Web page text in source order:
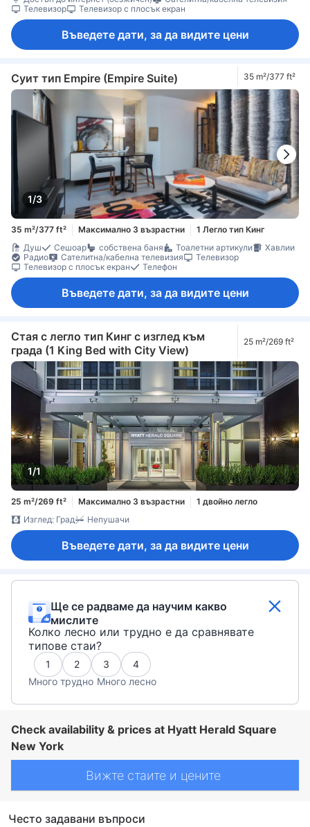
Телевизор
Телевизор с плосък екран
Въведете дати, за да видите цени
Суит тип Empire (Empire Suite) 35 m²/377 ft²
1/3
35 m²/377 ft² Максимално 3 възрастни
1 Легло тип Кинг
Душ
Сешоар собствена баня Тоалетни артикули
Хавлии
Радио
Сателитна/кабелна телевизия
Телевизор
Телевизор с плосък екран
Телефон
Въведете дати, за да видите цени
Стая с легло тип Кинг с изглед към
града (1 King Bed with City View)
25 m²/269 ft²
1/1
25 m²/269 ft² Максимално 3 възрастни
1 двойно легло
Изглед: Град
Непушачи
Въведете дати, за да видите цени
Ще се радваме да научим какво
мислите
Колко лесно или трудно е да сравнявате
типове стаи?
1 2 3
4
Много трудно Много лесно
Check availability & prices at Hyatt Herald Square
New York
Вижте стаите и цените
Често задавани въпроси